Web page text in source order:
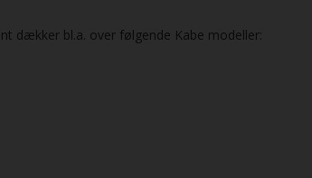
dækker bl.a. over følgende Kabe modeller: